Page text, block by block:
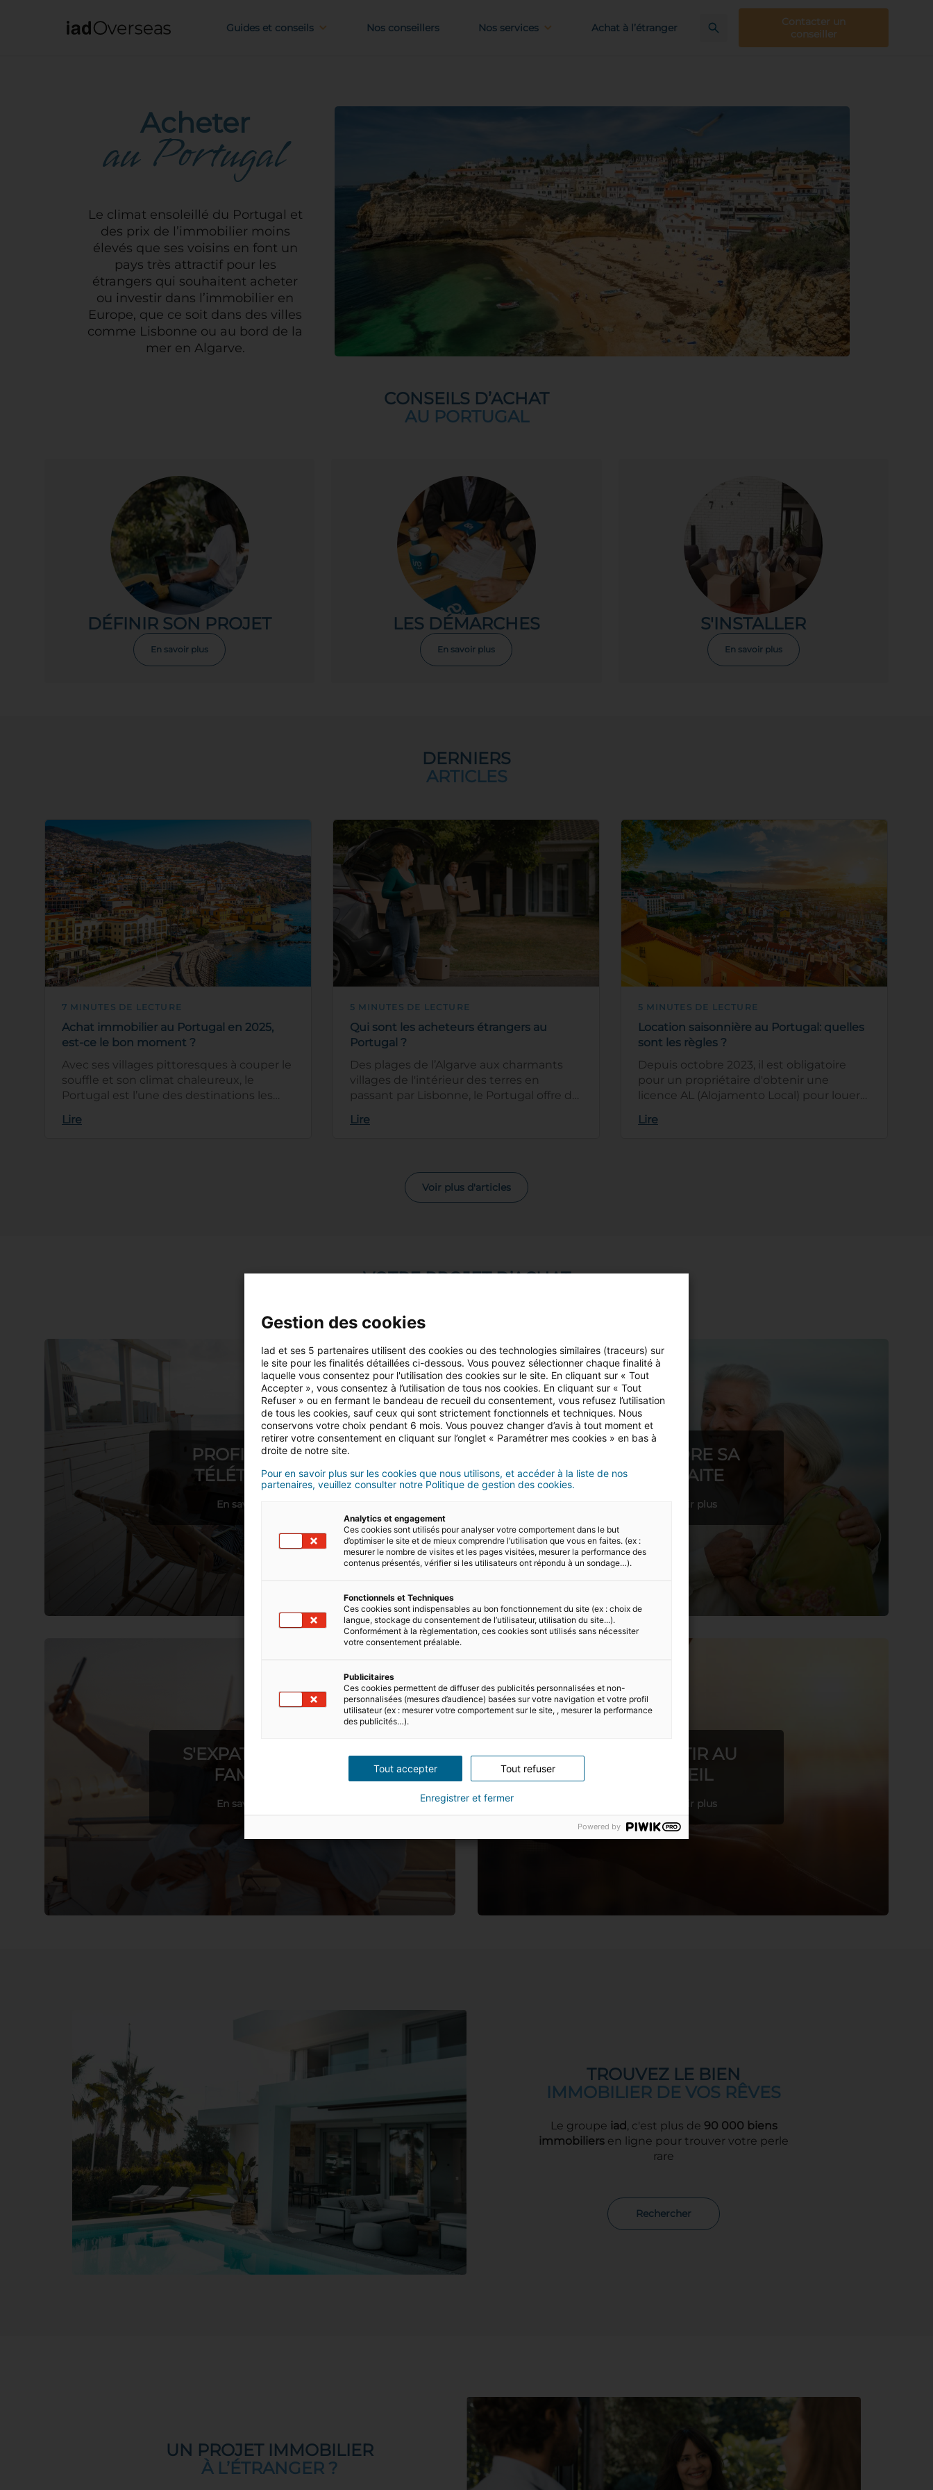
IAD Overseas Guides et conseils Nos conseillers Nos services Achat à l’étranger
Contacter un
conseiller
Acheter
au Portugal
Le climat ensoleillé du Portugal et
des prix de l’immobilier moins
élevés que ses voisins en font un
pays très attractif pour les
étrangers qui souhaitent acheter
ou investir dans l’immobilier en
Europe, que ce soit dans des villes
comme Lisbonne ou au bord de la
mer en Algarve.
CONSEILS D’ACHAT
AU PORTUGAL
DÉFINIR SON PROJET
En savoir plus
LES DÉMARCHES
En savoir plus
S'INSTALLER
En savoir plus
DERNIERS
ARTICLES
7 MINUTES DE LECTURE
Achat immobilier au Portugal en 2025,
est-ce le bon moment ?
Avec ses villages pittoresques à couper le
souffle et son climat chaleureux, le
Portugal est l’une des destinations les
Lire
5 MINUTES DE LECTURE
Qui sont les acheteurs étrangers au
Portugal ?
Des plages de l’Algarve aux charmants
villages de l'intérieur des terres en
passant par Lisbonne, le Portugal offre de
Lire
5 MINUTES DE LECTURE
Location saisonnière au Portugal: quelles
sont les règles ?
Depuis octobre 2023, il est obligatoire
pour un propriétaire d'obtenir une
licence AL (Alojamento Local) pour louer
Lire
Voir plus d'articles
VOTRE PROJET D’ACHAT
PROFITER DU
TÉLÉTRAVAIL
En savoir plus
PRENDRE SA
RETRAITE
En savoir plus
S'EXPATRIER EN
FAMILLE
En savoir plus
INVESTIR AU
SOLEIL
En savoir plus
TROUVEZ LE BIEN
IMMOBILIER DE VOS RÊVES
Le groupe iad , c'est plus de 90 000 biens
immobiliers en ligne pour trouver votre perle
rare
Rechercher
UN PROJET IMMOBILIER
À L’ÉTRANGER ?
Gestion des cookies
Iad et ses 5 partenaires utilisent des cookies ou des technologies similaires (traceurs) sur
le site pour les finalités détaillées ci-dessous. Vous pouvez sélectionner chaque finalité à
laquelle vous consentez pour l'utilisation des cookies sur le site. En cliquant sur « Tout
Accepter », vous consentez à l’utilisation de tous nos cookies. En cliquant sur « Tout
Refuser » ou en fermant le bandeau de recueil du consentement, vous refusez l’utilisation
de tous les cookies, sauf ceux qui sont strictement fonctionnels et techniques. Nous
conservons votre choix pendant 6 mois. Vous pouvez changer d’avis à tout moment et
retirer votre consentement en cliquant sur l’onglet « Paramétrer mes cookies » en bas à
droite de notre site.
Pour en savoir plus sur les cookies que nous utilisons, et accéder à la liste de nos
partenaires, veuillez consulter notre Politique de gestion des cookies.
Analytics et engagement
Ces cookies sont utilisés pour analyser votre comportement dans le but
d’optimiser le site et de mieux comprendre l’utilisation que vous en faites. (ex :
mesurer le nombre de visites et les pages visitées, mesurer la performance des
contenus présentés, vérifier si les utilisateurs ont répondu à un sondage…).
Fonctionnels et Techniques
Ces cookies sont indispensables au bon fonctionnement du site (ex : choix de
langue, stockage du consentement de l’utilisateur, utilisation du site...).
Conformément à la règlementation, ces cookies sont utilisés sans nécessiter
votre consentement préalable.
Publicitaires
Ces cookies permettent de diffuser des publicités personnalisées et non-
personnalisées (mesures d’audience) basées sur votre navigation et votre profil
utilisateur (ex : mesurer votre comportement sur le site, , mesurer la performance
des publicités…).
Tout accepter Tout refuser
Enregistrer et fermer
Powered by